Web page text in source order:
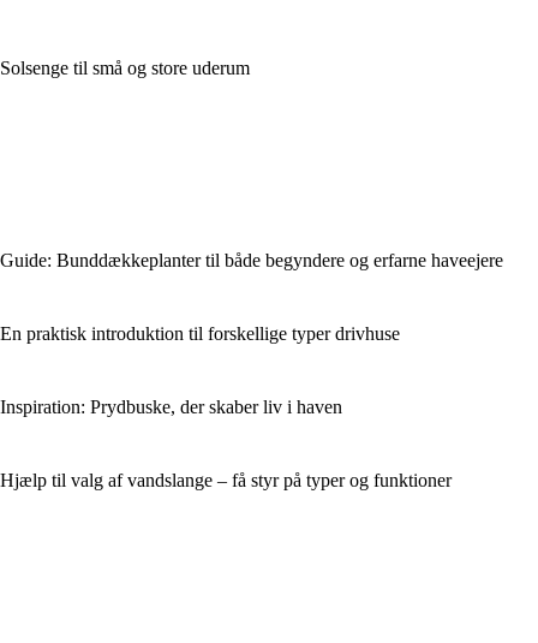
Solsenge til små og store uderum
Guide: Bunddækkeplanter til både begyndere og erfarne haveejere
En praktisk introduktion til forskellige typer drivhuse
Inspiration: Prydbuske, der skaber liv i haven
Hjælp til valg af vandslange – få styr på typer og funktioner